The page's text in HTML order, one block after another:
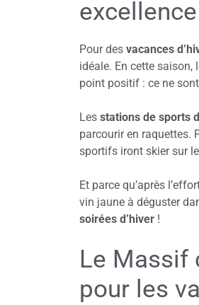
excellence
Pour des vacances
idéale. En cette saison,
point positif : ce ne
Les stations de sports
parcourir en raquettes.
sportifs iront skier sur
Et parce qu’après
vin jaune à déguster
soirées d’hiver !
Le Massif
pour les